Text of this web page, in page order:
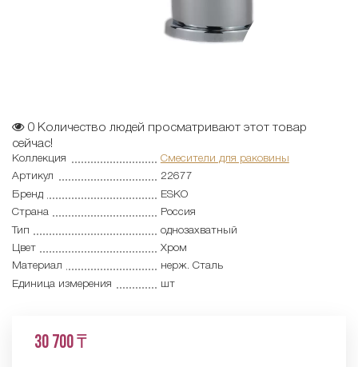
0 Количество людей просматривают этот товар
сейчас!
Коллекция
Смесители для раковины
Артикул
22677
Бренд
ESKO
Страна
Россия
Тип
однозахватный
Цвет
Хром
Материал
нерж. Сталь
Единица измерения
шт
30 700 ₸